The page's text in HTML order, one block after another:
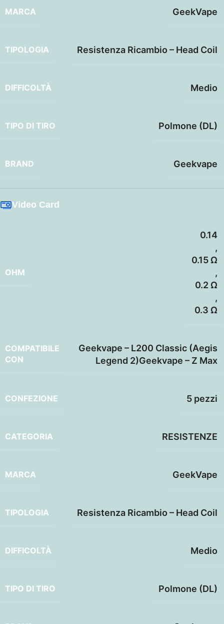
MARCA GeekVape
TIPOLOGIA Resistenza Ricambio – Head Coil
DIFFICOLTÀ Medio
TIPO DI TIRO Polmone (DL)
BRAND Geekvape
Video Card
OHM
0.14
,
0.15 Ω
,
0.2 Ω
,
0.3 Ω
COMPATIBILE
CON
Geekvape – L200 Classic (Aegis
Legend 2)Geekvape – Z Max
CONFEZIONE 5 pezzi
CATEGORIA RESISTENZE
MARCA GeekVape
TIPOLOGIA Resistenza Ricambio – Head Coil
DIFFICOLTÀ Medio
TIPO DI TIRO Polmone (DL)